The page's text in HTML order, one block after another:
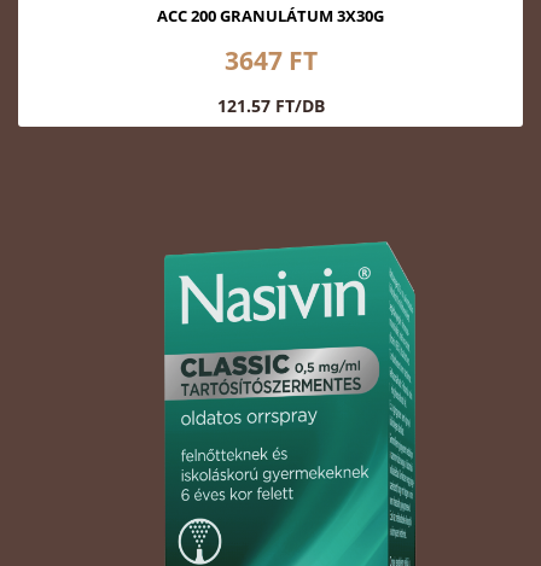
ACC 200 GRANULÁTUM 3X30G
3647 FT
121.57 FT/DB